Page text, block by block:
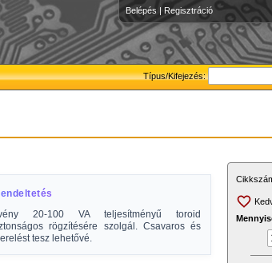
Belépés | Regisztráció
Típus/Kifejezés:
20-100 VA teljesítményű toroid
rögzítésére szolgál. Csavaros és
tesz lehetővé.